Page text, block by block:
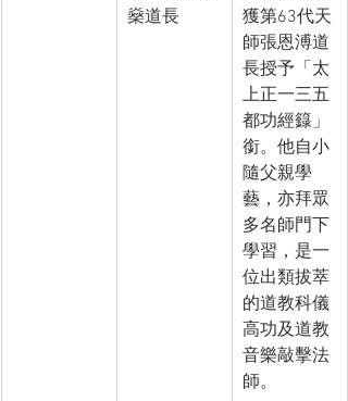
燊道長
獲第63代天
師張恩溥道
長授予「太
上正一三五
都功經籙」
銜。他自小
隨父親學
藝，亦拜眾
多名師門下
學習，是一
位出類拔萃
的道教科儀
高功及道教
音樂敲擊法
師。